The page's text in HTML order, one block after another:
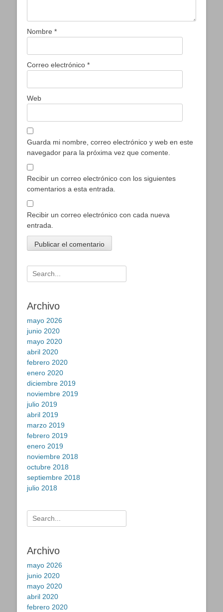
Nombre *
Correo electrónico *
Web
Guarda mi nombre, correo electrónico y web en este
navegador para la próxima vez que comente.
Recibir un correo electrónico con los siguientes
comentarios a esta entrada.
Recibir un correo electrónico con cada nueva
entrada.
Buscar:
Archivo
mayo 2026
junio 2020
mayo 2020
abril 2020
febrero 2020
enero 2020
diciembre 2019
noviembre 2019
julio 2019
abril 2019
marzo 2019
febrero 2019
enero 2019
noviembre 2018
octubre 2018
septiembre 2018
julio 2018
Buscar:
Archivo
mayo 2026
junio 2020
mayo 2020
abril 2020
febrero 2020